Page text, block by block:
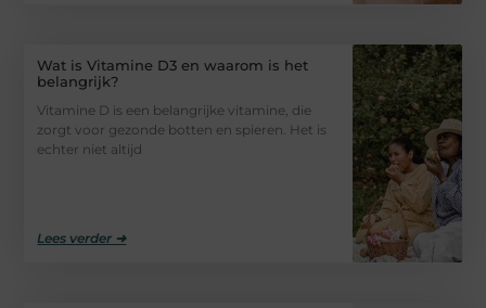
Wat is Vitamine D3 en waarom is het
belangrijk?
Vitamine D is een belangrijke vitamine, die
zorgt voor gezonde botten en spieren. Het is
echter niet altijd
Lees verder ➜